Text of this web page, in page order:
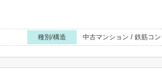
種別/構造 中古マンション / 鉄筋コン